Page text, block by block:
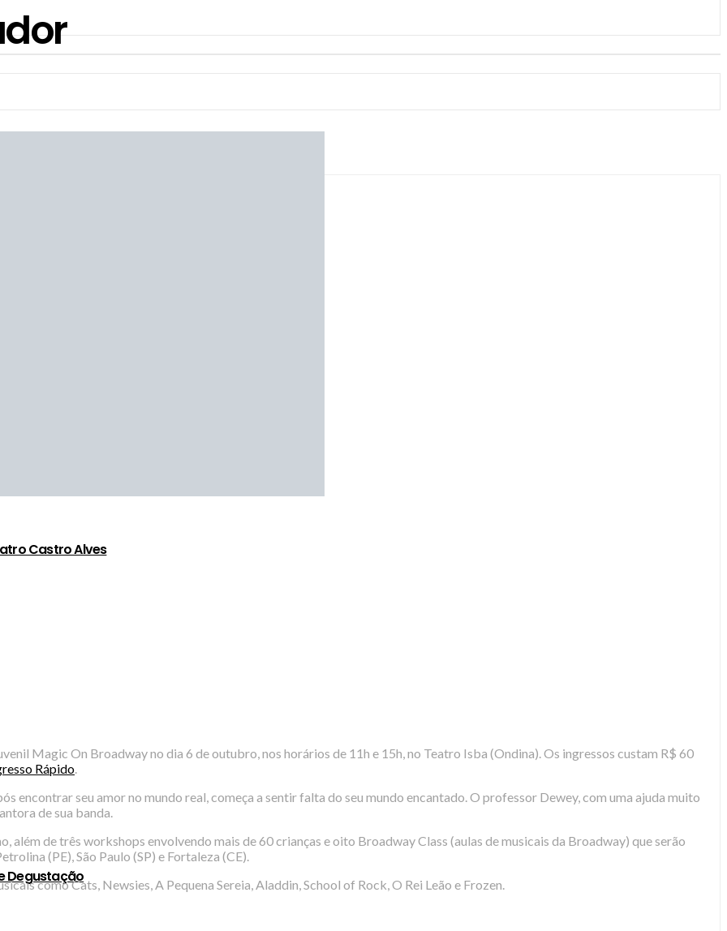
Castro Alves
Degustação
Magic On Broadway no dia 6 de outubro, nos horários de 11h e 15h, no Teatro Isba (Ondina). Os ingressos custam R$ 60
Rápido
encontrar seu amor no mundo real, começa a sentir falta do seu mundo encantado. O professor Dewey, com uma ajuda muito
de sua banda.
além de três workshops envolvendo mais de 60 crianças e oito Broadway Class (aulas de musicais da Broadway) que serão
(PE), São Paulo (SP) e Fortaleza (CE).
como Cats, Newsies, A Pequena Sereia, Aladdin, School of Rock, O Rei Leão e Frozen.